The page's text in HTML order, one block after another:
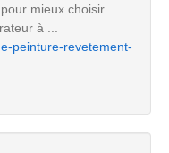
mieux choisir
à ...
peinture-revetement-